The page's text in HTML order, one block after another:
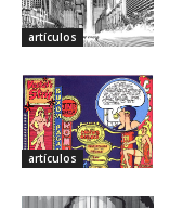
artículos
artículos